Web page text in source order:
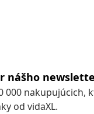
nášho
000 nakupujúcich,
od vidaXL.